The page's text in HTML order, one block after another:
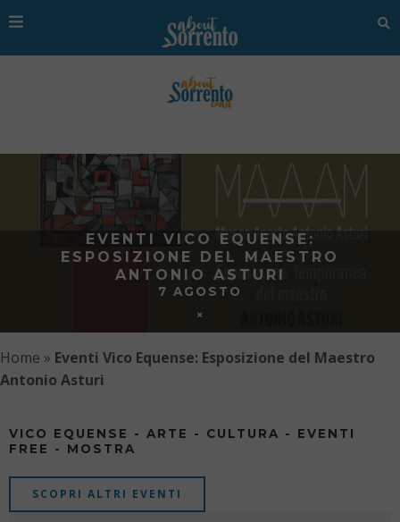
EVENTI VICO EQUENSE:
ESPOSIZIONE DEL MAESTRO
ANTONIO ASTURI
7 AGOSTO
Home » Eventi Vico Equense: Esposizione del Maestro
Antonio Asturi
VICO EQUENSE - ARTE - CULTURA - EVENTI
FREE - MOSTRA
SCOPRI ALTRI EVENTI